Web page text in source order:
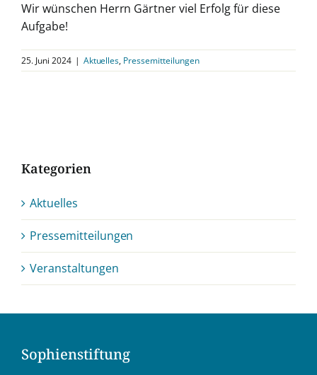
Wir wünschen Herrn Gärtner viel Erfolg für diese
Aufgabe!
25. Juni 2024 | Aktuelles, Pressemitteilungen
Kategorien
Aktuelles
Pressemitteilungen
Veranstaltungen
Sophienstiftung